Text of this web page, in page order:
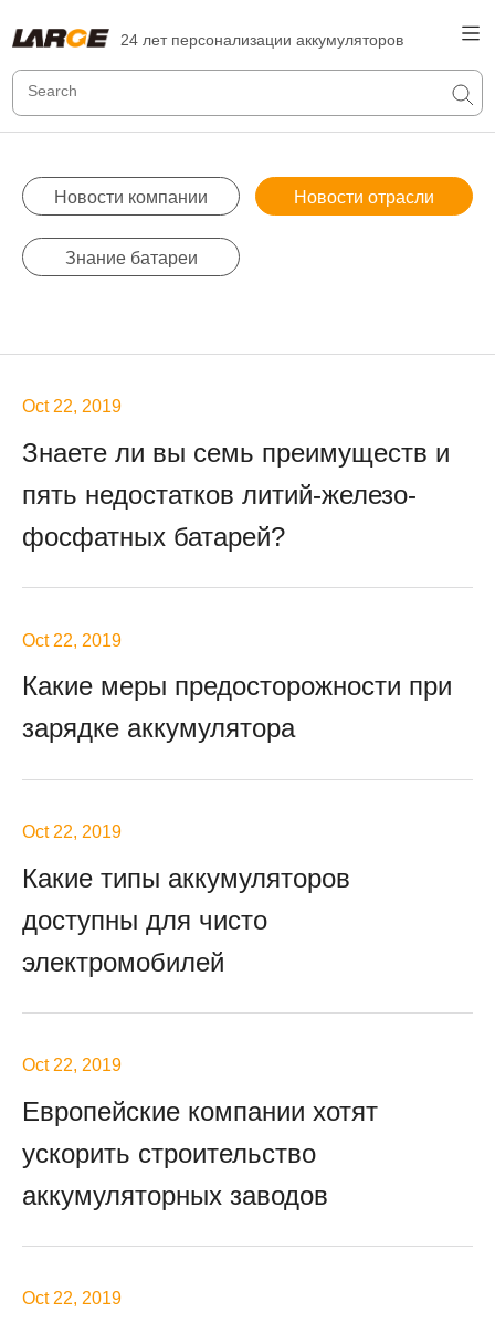
24 лет персонализации аккумуляторов
Новости компании Новости отрасли
Знание батареи
Oct 22, 2019
Знаете ли вы семь преимуществ и
пять недостатков литий-железо-
фосфатных батарей?
Oct 22, 2019
Какие меры предосторожности при
зарядке аккумулятора
Oct 22, 2019
Какие типы аккумуляторов
доступны для чисто
электромобилей
Oct 22, 2019
Европейские компании хотят
ускорить строительство
аккумуляторных заводов
Oct 22, 2019